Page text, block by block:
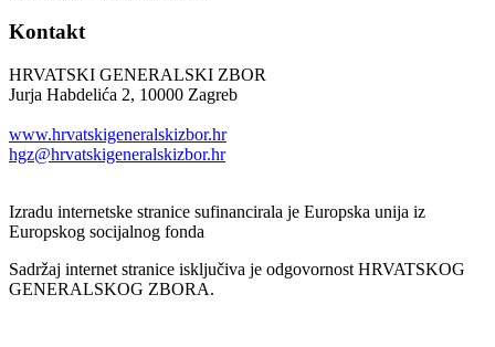
Kontakt
HRVATSKI GENERALSKI ZBOR
Jurja Habdelića 2, 10000 Zagreb
www.hrvatskigeneralskizbor.hr
hgz@hrvatskigeneralskizbor.hr
Izradu internetske stranice sufinancirala je Europska unija iz
Europskog socijalnog fonda
Sadržaj internet stranice isključiva je odgovornost HRVATSKOG
GENERALSKOG ZBORA.